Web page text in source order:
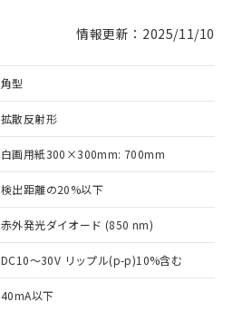
情報更新：2025/11/10
角型
拡散反射形
白画用紙300×300mm: 700mm
検出距離の20%以下
赤外発光ダイオード (850 nm)
DC10～30V リップル(p-p)10%含む
40mA以下